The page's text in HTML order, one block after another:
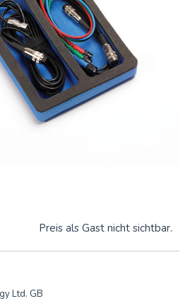
Preis als Gast nicht sichtbar.
Ltd. GB